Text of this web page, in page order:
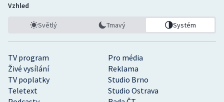
TV program
Pro média
Živé vysílání
Reklama
TV poplatky
Studio Brno
Teletext
Studio Ostrava
Vzhled
Světlý Tmavý Systém